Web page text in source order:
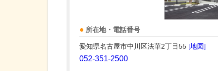
所在地・電話番号
愛知県名古屋市中川区法華2丁目55 [地図]
052-351-2500